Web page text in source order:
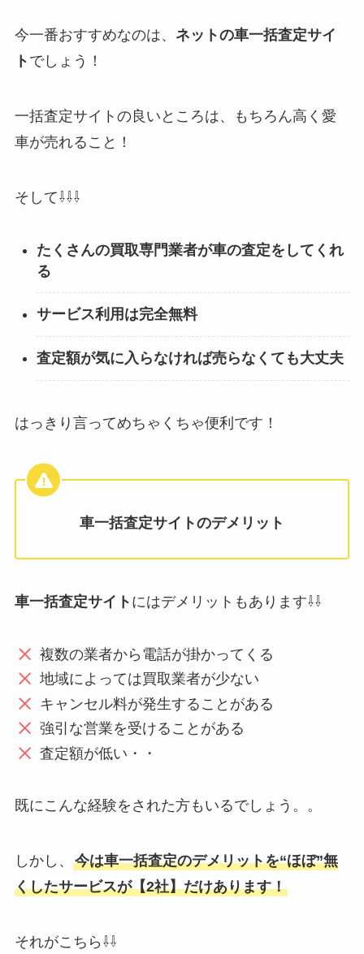
今一番おすすめなのは、 ネットの車一括査定サイ
ト でしょう！
一括査定サイトの良いところは、もちろん高く愛
車が売れること！
そして⇩⇩⇩
たくさんの買取専門業者が車の査定をしてくれ
る
サービス利用は完全無料
査定額が気に入らなければ売らなくても大丈夫
はっきり言ってめちゃくちゃ便利です！
車一括査定サイトのデメリット
車一括査定サイト にはデメリットもあります⇩⇩
複数の業者から電話が掛かってくる
地域によっては買取業者が少ない
キャンセル料が発生することがある
強引な営業を受けることがある
査定額が低い・・
既にこんな経験をされた方もいるでしょう。。
しかし、 今は車一括査定のデメリットを“ほぼ”無
くしたサービスが【2社】だけあります！
それがこちら⇩⇩